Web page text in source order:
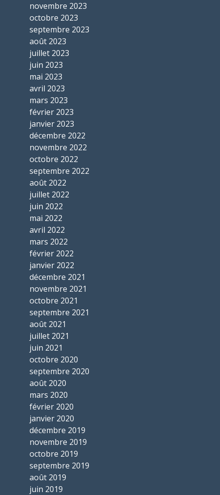
novembre 2023
octobre 2023
septembre 2023
août 2023
juillet 2023
juin 2023
mai 2023
avril 2023
mars 2023
février 2023
janvier 2023
décembre 2022
novembre 2022
octobre 2022
septembre 2022
août 2022
juillet 2022
juin 2022
mai 2022
avril 2022
mars 2022
février 2022
janvier 2022
décembre 2021
novembre 2021
octobre 2021
septembre 2021
août 2021
juillet 2021
juin 2021
octobre 2020
septembre 2020
août 2020
mars 2020
février 2020
janvier 2020
décembre 2019
novembre 2019
octobre 2019
septembre 2019
août 2019
juin 2019